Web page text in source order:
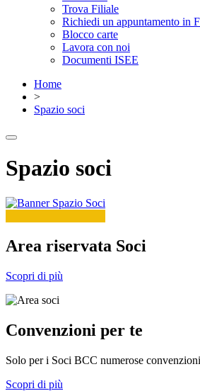
Trova Filiale
Richiedi un appuntamento in
Blocco carte
Lavora con noi
Documenti ISEE
Home
>
Spazio soci
Spazio soci
Area riservata Soci
Scopri di più
Convenzioni per te
Solo per i Soci BCC numerose
Scopri di più